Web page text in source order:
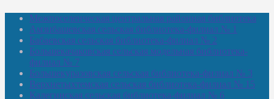
Межпоселенческая центральная районная библиотека
Амзибашевская сельская библиотека-филиал № 1
Бабаевская сельская библиотека-филиал № 2
Большекачаковская сельская модельная библиотека-
филиал № 7
Большекуразовская сельская библиотека-филиал № 3
Верхнетыхтемская сельская библиотека-филиал № 15
Калегинская сельская библиотека-филиал № 6